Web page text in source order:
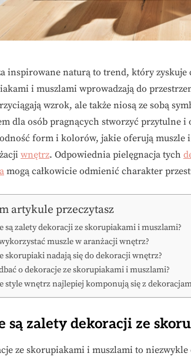
inspirowane naturą to trend, który zyskuje
i muszlami wprowadzają do
wzrok, ale także niosą ze sobą
dla osób pragnących stworzyć przytulne i
form i kolorów, jakie oferują
wnętrz. Odpowiednia pielęgnacja tych
mogą całkowicie odmienić charakter
artykule przeczytasz
są zalety dekoracji ze skorupiakami i muszlami?
muszle w aranżacji wnętrz?
skorupiaki nadają się do dekoracji wnętrz?
o dekoracje ze skorupiakami i muszlami?
style wnętrz najlepiej komponują się z
są zalety dekoracji ze
ze skorupiakami i muszlami to